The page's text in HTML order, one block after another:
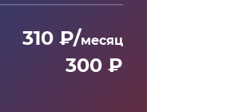
310 ₽/месяц
300 ₽